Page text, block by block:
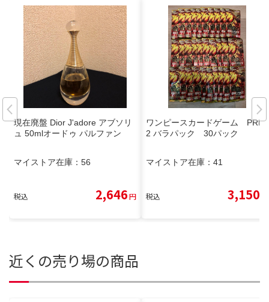
現在廃盤 Dior J'adore アブソリ
ュ 50mlオードゥ パルファン
マイストア在庫： 56
税込 2,646円
ワンピースカードゲーム PRB0
2 バラパック 30パック
マイストア在庫： 41
税込 3,150
近くの売り場の商品